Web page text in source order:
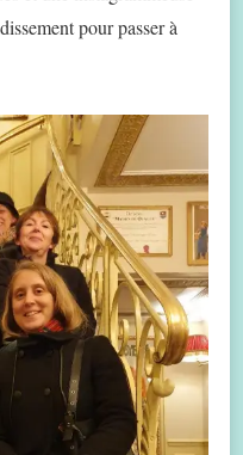
pour passer à